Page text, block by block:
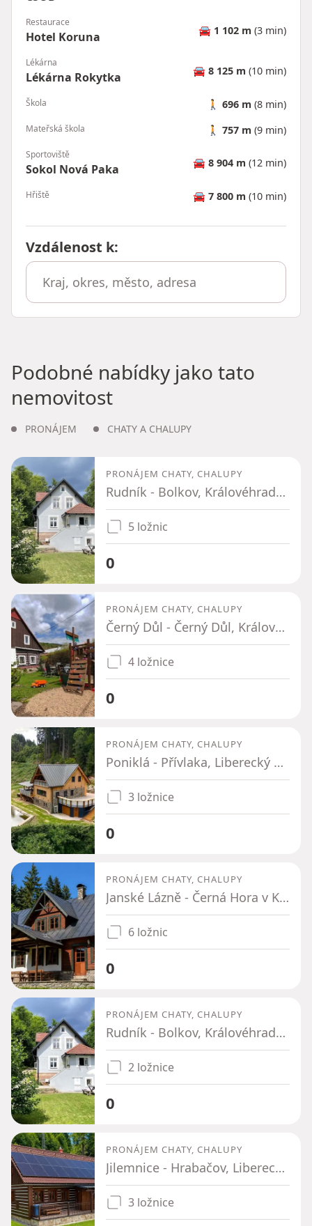
Restaurace
Hotel Koruna 🚘 1 102 m (3 min)
Lékárna
Lékárna Rokytka 🚘 8 125 m (10 min)
Škola 🚶 696 m (8 min)
Mateřská škola 🚶 757 m (9 min)
Sportoviště
Sokol Nová Paka 🚘 8 904 m (12 min)
Hřiště 🚘 7 800 m (10 min)
Vzdálenost k:
Podobné nabídky jako tato
nemovitost
PRONÁJEM CHATY A CHALUPY
PRONÁJEM CHATY, CHALUPY
Rudník - Bolkov, Královéhradecký kraj
5 ložnic
0
PRONÁJEM CHATY, CHALUPY
Černý Důl - Černý Důl, Královéhradecký kraj
4 ložnice
0
PRONÁJEM CHATY, CHALUPY
Poniklá - Přívlaka, Liberecký kraj
3 ložnice
0
PRONÁJEM CHATY, CHALUPY
Janské Lázně - Černá Hora v Krkonoších, Královéhradecký kraj
6 ložnic
0
PRONÁJEM CHATY, CHALUPY
Rudník - Bolkov, Královéhradecký kraj
2 ložnice
0
PRONÁJEM CHATY, CHALUPY
Jilemnice - Hrabačov, Liberecký kraj
3 ložnice